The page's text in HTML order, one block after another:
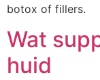
botox of fillers.
Wat
huid